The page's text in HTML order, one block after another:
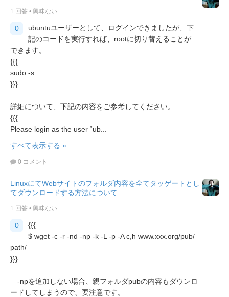
1 回答 • 興味ない
0
ubuntuユーザーとして、ログインできましたが、下
記のコードを実行すれば、rootに切り替えることが
できます。
{{{
sudo -s
}}}
詳細について、下記の内容をご参考してください。
{{{
Please login as the user “ub...
すべて表示する »
0 コメント
LinuxにてWebサイトのフォルダ内容を全てタッゲートとし
てダウンロードする方法について
1 回答 • 興味ない
0
{{{
$ wget -c -r -nd -np -k -L -p -A c,h www.xxx.org/pub/
path/
}}}
-npを追加しない場合、親フォルダpubの内容もダウンロ
ードしてしまうので、要注意です。